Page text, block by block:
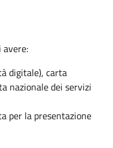
avere:
digitale), carta
nazionale dei servizi
per la presentazione